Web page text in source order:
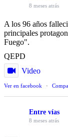
8 meses atrás
A los 96 años
principales
Fuego".
QEPD
Video
Ver en facebook ·
Entre vías
8 meses atrás